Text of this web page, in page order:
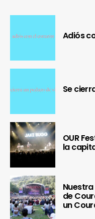
Adiós
Se
OUR
la
de
un